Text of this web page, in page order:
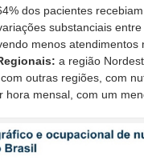
dos pacientes
substanciais
menos atendimentos
a região
outras regiões, com
hora mensal, com um